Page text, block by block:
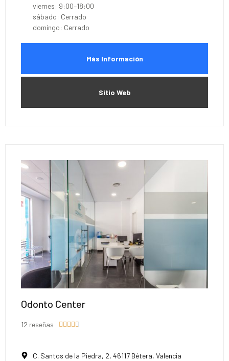
viernes: 9:00–18:00
sábado: Cerrado
domingo: Cerrado
Más Información
Sitio Web
Odonto Center
12 reseñas     
C. Santos de la Piedra, 2, 46117 Bétera, Valencia